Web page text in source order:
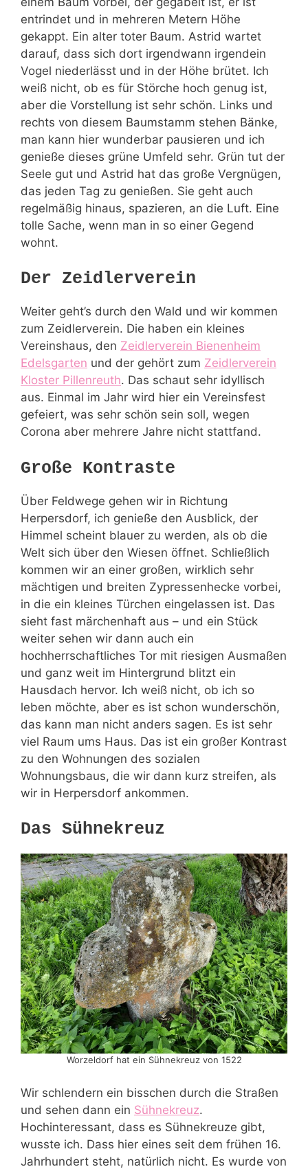
entrindet und in mehreren Metern Höhe
gekappt. Ein alter toter Baum. Astrid wartet
darauf, dass sich dort irgendwann irgendein
Vogel niederlässt und in der Höhe brütet. Ich
weiß nicht, ob es für Störche hoch genug ist,
aber die Vorstellung ist sehr schön. Links und
rechts von diesem Baumstamm stehen Bänke,
man kann hier wunderbar pausieren und ich
genieße dieses grüne Umfeld sehr. Grün tut der
Seele gut und Astrid hat das große Vergnügen,
das jeden Tag zu genießen. Sie geht auch
regelmäßig hinaus, spazieren, an die Luft. Eine
tolle Sache, wenn man in so einer Gegend
wohnt.
Der Zeidlerverein
Weiter geht’s durch den Wald und wir kommen
zum Zeidlerverein. Die haben ein kleines
Vereinshaus, den Zeidlerverein Bienenheim
Edelsgarten und der gehört zum Zeidlerverein
Kloster Pillenreuth. Das schaut sehr idyllisch
aus. Einmal im Jahr wird hier ein Vereinsfest
gefeiert, was sehr schön sein soll, wegen
Corona aber mehrere Jahre nicht stattfand.
Große Kontraste
Über Feldwege gehen wir in Richtung
Herpersdorf, ich genieße den Ausblick, der
Himmel scheint blauer zu werden, als ob die
Welt sich über den Wiesen öffnet. Schließlich
kommen wir an einer großen, wirklich sehr
mächtigen und breiten Zypressenhecke vorbei,
in die ein kleines Türchen eingelassen ist. Das
sieht fast märchenhaft aus – und ein Stück
weiter sehen wir dann auch ein
hochherrschaftliches Tor mit riesigen Ausmaßen
und ganz weit im Hintergrund blitzt ein
Hausdach hervor. Ich weiß nicht, ob ich so
leben möchte, aber es ist schon wunderschön,
das kann man nicht anders sagen. Es ist sehr
viel Raum ums Haus. Das ist ein großer Kontrast
zu den Wohnungen des sozialen
Wohnungsbaus, die wir dann kurz streifen, als
wir in Herpersdorf ankommen.
Das Sühnekreuz
Worzeldorf hat ein Sühnekreuz von 1522
Wir schlendern ein bisschen durch die Straßen
und sehen dann ein Sühnekreuz.
Hochinteressant, dass es Sühnekreuze gibt,
wusste ich. Dass hier eines seit dem frühen 16.
Jahrhundert steht, natürlich nicht. Es wurde von